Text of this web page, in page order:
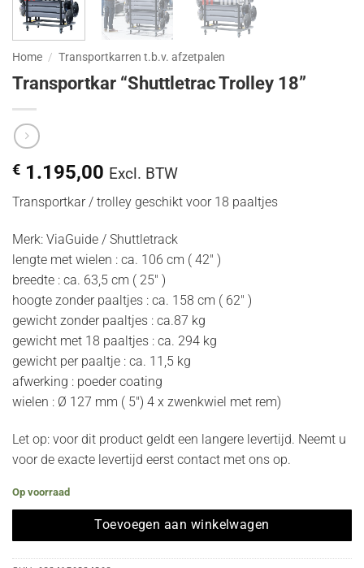
Home / Transportkarren t.b.v. afzetpalen
Transportkar “Shuttletrac Trolley 18”
€ 1.195,00 Excl. BTW
Transportkar / trolley geschikt voor 18 paaltjes
Merk: ViaGuide / Shuttletrack
lengte met wielen : ca. 106 cm ( 42″ )
breedte : ca. 63,5 cm ( 25″ )
hoogte zonder paaltjes : ca. 158 cm ( 62″ )
gewicht zonder paaltjes : ca.87 kg
gewicht met 18 paaltjes : ca. 294 kg
gewicht per paaltje : ca. 11,5 kg
afwerking : poeder coating
wielen : Ø 127 mm ( 5″) 4 x zwenkwiel met rem)
Let op: voor dit product geldt een langere levertijd. Neemt u
voor de exacte levertijd eerst contact met ons op.
Op voorraad
Toevoegen aan winkelwagen